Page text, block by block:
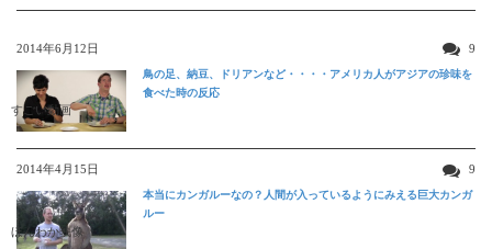
2014年6月12日 9
すごい動画
鳥の足、納豆、ドリアンなど・・・・アメリカ人がアジアの珍味を
食べた時の反応
2014年4月15日 9
ほんわか映像
本当にカンガルーなの？人間が入っているようにみえる巨大カンガ
ルー